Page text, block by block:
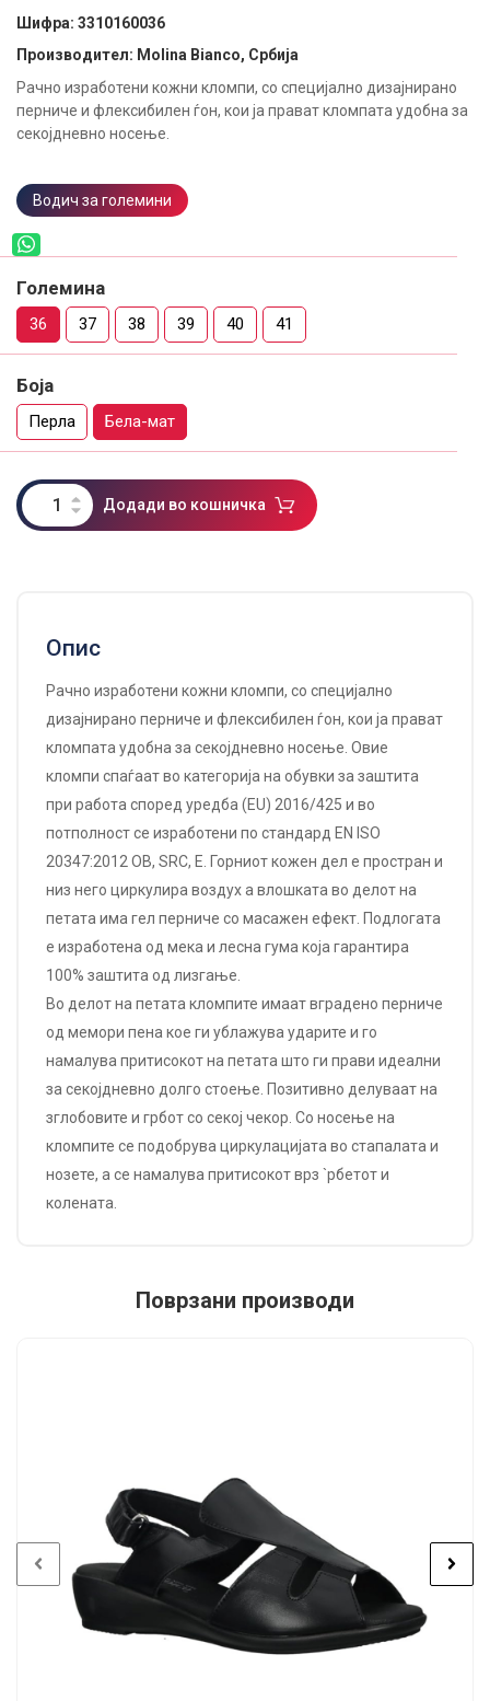
Шифра: 3310160036
Производител: Molina Bianco, Србија
Рачно изработени кожни кломпи, со специјално дизајнирано
перниче и флексибилен ѓон, кои ја прават кломпата удобна за
секојдневно носење.
Водич за големини
Големина
36 37 38 39 40 41
Боја
Перла Бела-мат
Додади во кошничка
Опис
Рачно изработени кожни кломпи, со специјално
дизајнирано перниче и флексибилен ѓон, кои ја прават
кломпата удобна за секојдневно носење. Овие
кломпи спаѓаат во категорија на обувки за заштита
при работа според уредба (EU) 2016/425 и во
потполност се изработени по стандард EN ISO
20347:2012 OB, SRC, E. Горниот кожен дел е простран и
низ него циркулира воздух а влошката во делот на
петата има гел перниче со масажен ефект. Подлогата
е изработена од мека и лесна гума која гарантира
100% заштита од лизгање.
Во делот на петата кломпите имаат вградено перниче
од мемори пена кое ги ублажува ударите и го
намалува притисокот на петата што ги прави идеални
за секојдневно долго стоење. Позитивно делуваат на
зглобовите и грбот со секој чекор. Со носење на
кломпите се подобрува циркулацијата во стапалата и
нозете, а се намалува притисокот врз `рбетот и
колената.
Поврзани производи